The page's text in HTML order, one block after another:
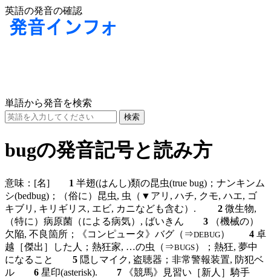
英語の発音の確認
単語から発音を検索
bugの発音記号と読み方
意味： [名] 1 半翅(はんし)類の昆虫(true bug)；ナンキンム
シ(bedbug)；（俗に）昆虫, 虫（▼アリ, ハチ, クモ, ハエ, ゴ
キブリ, キリギリス, エビ, カニなども含む）. 2 微生物,
（特に）病原菌（による病気）, ばいきん 3 （機械の）
欠陥, 不良箇所；《コンピュータ》バグ（⇒DEBUG） 4 卓
越［傑出］した人；熱狂家, …の虫（⇒BUGS）；熱狂, 夢中
になること 5 隠しマイク, 盗聴器；非常警報装置, 防犯ベ
ル 6 星印(asterisk). 7 《競馬》見習い［新人］騎手